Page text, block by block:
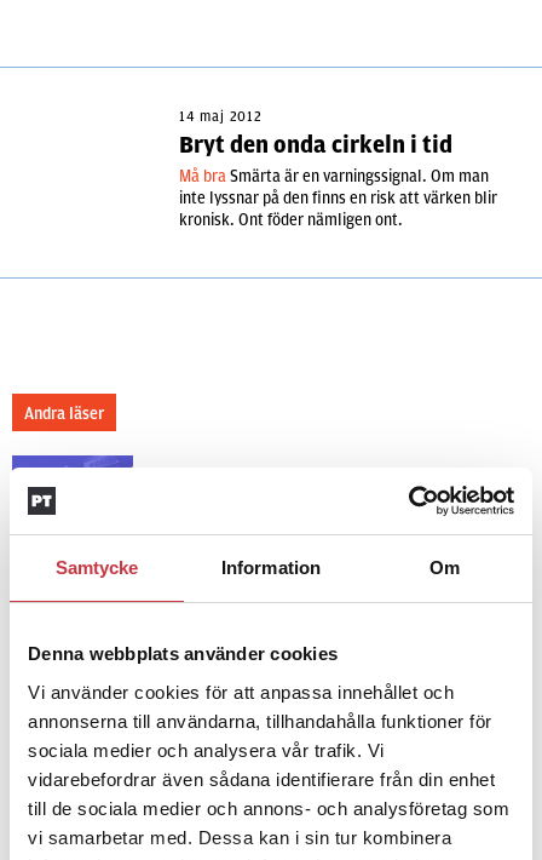
Samtycke Information Om
Denna webbplats använder cookies
Vi använder cookies för att anpassa innehållet och
annonserna till användarna, tillhandahålla funktioner för
sociala medier och analysera vår trafik. Vi
vidarebefordrar även sådana identifierare från din enhet
till de sociala medier och annons- och analysföretag som
vi samarbetar med. Dessa kan i sin tur kombinera
14 maj 2012
Bryt den onda cirkeln i tid
Må bra Smärta är en varningssignal. Om man
inte lyssnar på den finns en risk att värken blir
kronisk. Ont föder nämligen ont.
Andra läser
Klart: Ingångslönen höjs med 2 300
kronor
polisaspiranter underkänns på
godtyckliga grunder
1 juni 2026
Jens Mårtensson:Snart 20 år i tjänst
– nu ska han lära sig grunderna